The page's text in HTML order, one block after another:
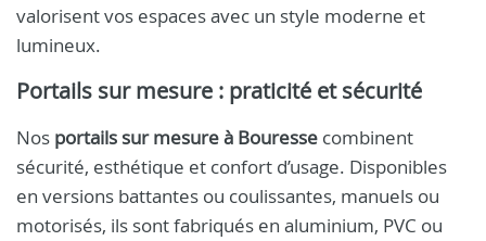
valorisent vos espaces avec un style moderne et
lumineux.
Portails sur mesure : praticité et sécurité
Nos portails sur mesure à Bouresse combinent
sécurité, esthétique et confort d’usage. Disponibles
en versions battantes ou coulissantes, manuels ou
motorisés, ils sont fabriqués en aluminium, PVC ou